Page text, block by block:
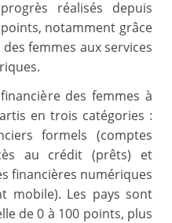
réalisés depuis
notamment grâce
des femmes aux services
des femmes à
en trois catégories :
formels (comptes
au crédit (prêts) et
financières numériques
mobile). Les pays sont
de 0 à 100 points, plus